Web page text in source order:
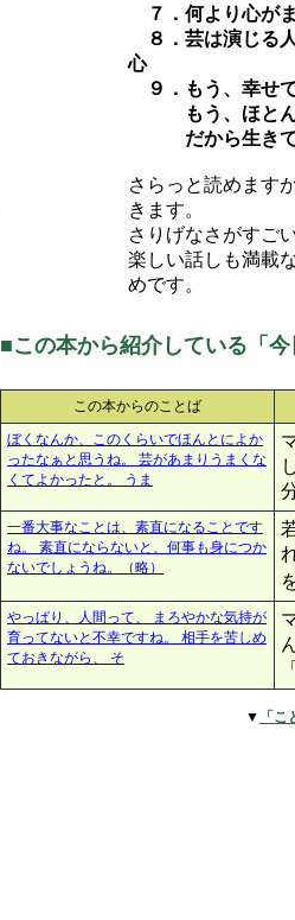
７．何より心が
８．芸は演じる
心
９．もう、幸せ
もう、ほとん
だから生きて
さらっと読めます
きます。
さりげなさがすご
楽しい話しも満載
めです。
■この本から紹介している「
この本からのことば
ぼくなんか、このくらいでほんとによか
ったなぁと思うね。 芸があまりうまくな
くてよかったと。 うま
一番大事なことは、素直になることです
ね。 素直にならないと、何事も身につか
ないでしょうね。（略）
やっぱり、人間って、 まろやかな気持が
育ってないと不幸ですね。 相手を苦しめ
ておきながら、 そ
▼ 「